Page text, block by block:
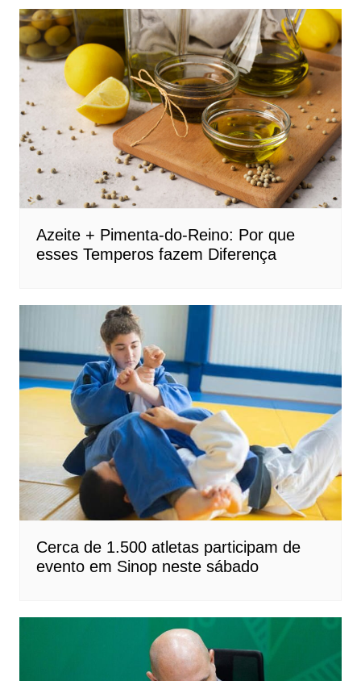
Azeite + Pimenta-do-Reino: Por que
esses Temperos fazem Diferença
Cerca de 1.500 atletas participam de
evento em Sinop neste sábado